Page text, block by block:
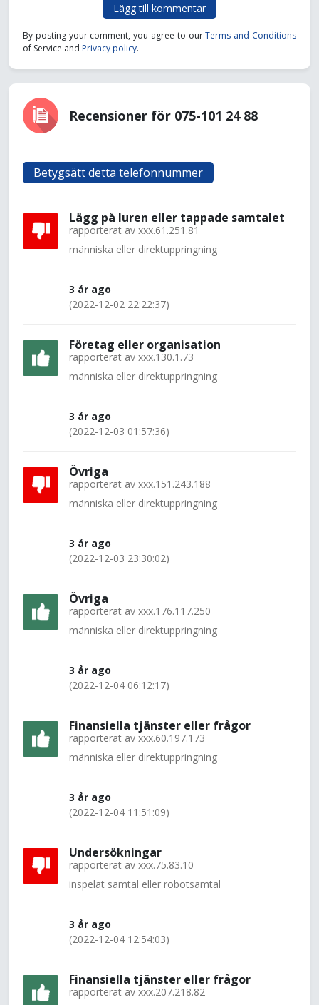
Lägg till kommentar
By posting your comment, you agree to ourTerms and Conditions
of Service and Privacy policy.
Recensioner för 075-101 24 88
Betygsätt detta telefonnummer
Lägg på luren eller tappade samtalet
rapporterat av xxx.61.251.81
människa eller direktuppringning
3 år ago
(2022-12-02 22:22:37)
Företag eller organisation
rapporterat av xxx.130.1.73
människa eller direktuppringning
3 år ago
(2022-12-03 01:57:36)
Övriga
rapporterat av xxx.151.243.188
människa eller direktuppringning
3 år ago
(2022-12-03 23:30:02)
Övriga
rapporterat av xxx.176.117.250
människa eller direktuppringning
3 år ago
(2022-12-04 06:12:17)
Finansiella tjänster eller frågor
rapporterat av xxx.60.197.173
människa eller direktuppringning
3 år ago
(2022-12-04 11:51:09)
Undersökningar
rapporterat av xxx.75.83.10
inspelat samtal eller robotsamtal
3 år ago
(2022-12-04 12:54:03)
Finansiella tjänster eller frågor
rapporterat av xxx.207.218.82